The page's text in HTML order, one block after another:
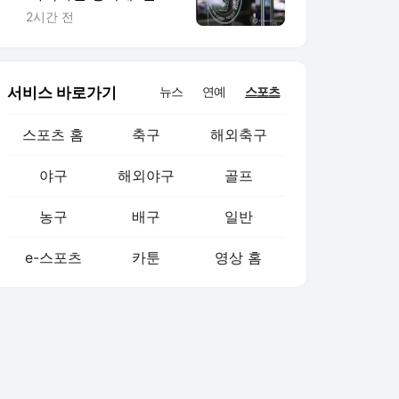
실시
2시간 전
서비스 바로가기 뉴스 연예 스포츠
스포츠 홈 축구 해외축구
야구 해외야구 골프
농구 배구 일반
e-스포츠 카툰 영상 홈